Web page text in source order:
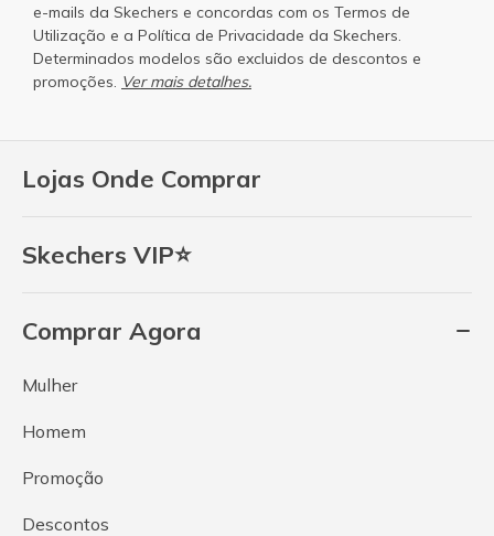
Lojas Onde Comprar
Skechers VIP⭐
Comprar Agora
Mulher
Homem
Promoção
Descontos
e-mails da Skechers e concordas com os Termos de
Utilização e a Política de Privacidade da Skechers.
Determinados modelos são excluidos de descontos e
promoções. Ver mais detalhes.